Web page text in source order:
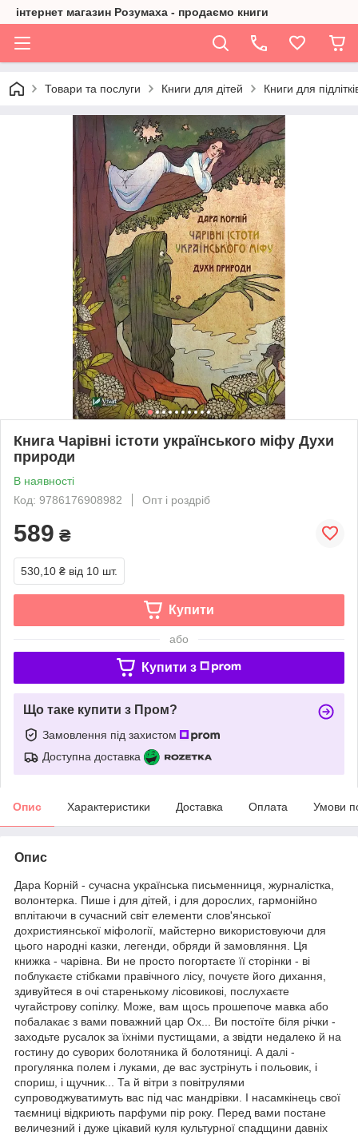
інтернет магазин Розумаха - продаємо книги
Товари та послуги Книги для дітей Книги для
Книга Чарівні істоти українського міфу Духи
природи
В наявності
Код: 9786176908982
Опт і роздріб
589 ₴
530,10 ₴ від 10 шт.
Купити
або
Купити з
Що таке купити з Пром?
Замовлення під захистом
Доступна доставка
Опис Характеристики Доставка Оплата Умови
Опис
Дара Корній - сучасна українська письменниця, журналістка,
волонтерка. Пише і для дітей, і для дорослих, гармонійно
вплітаючи в сучасний світ елементи слов'янської
дохристиянської міфології, майстерно використовуючи для
цього народні казки, легенди, обряди й замовляння. Ця
книжка - чарівна. Ви не просто погортаєте її сторінки - ві
поблукаєте стібками правічного лісу, почуєте його дихання,
здивуйтеся в очі старенькому лісовикові, послухаєте
чугайстрову сопілку. Може, вам щось прошепоче мавка або
побалакає з вами поважний цар Ох... Ви постоїте біля річки -
заходьте русалок за їхніми пустищами, а звідти недалеко й на
гостину до суворих болотяника й болотяниці. А далі -
прогулянка полем і луками, де вас зустрінуть і польовик, і
спориш, і щучник... Та й вітри з повітрулями
супроводжуватимуть вас під час мандрівки. І насамкінець свої
таємниці відкриють парфуми пір року. Перед вами постане
величезний і дуже цікавий куля культурної спадщини давніх